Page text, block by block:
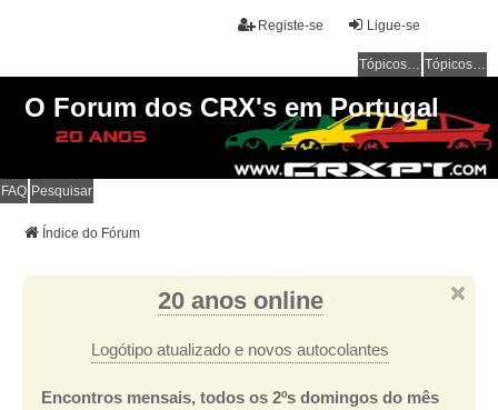
Ligue-se
Registe-se
Tópicos sem resposta Tópicos ativos
O Forum dos CRX's em Portugal
FAQ Pesquisar
Índice do Fórum
20 anos online
Logótipo atualizado e novos autocolantes
Encontros mensais, todos os 2ºs domingos do mês